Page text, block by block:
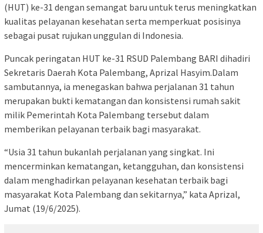
(HUT) ke-31 dengan semangat baru untuk terus meningkatkan
kualitas pelayanan kesehatan serta memperkuat posisinya
sebagai pusat rujukan unggulan di Indonesia.
Puncak peringatan HUT ke-31 RSUD Palembang BARI dihadiri
Sekretaris Daerah Kota Palembang, Aprizal Hasyim.Dalam
sambutannya, ia menegaskan bahwa perjalanan 31 tahun
merupakan bukti kematangan dan konsistensi rumah sakit
milik Pemerintah Kota Palembang tersebut dalam
memberikan pelayanan terbaik bagi masyarakat.
“Usia 31 tahun bukanlah perjalanan yang singkat. Ini
mencerminkan kematangan, ketangguhan, dan konsistensi
dalam menghadirkan pelayanan kesehatan terbaik bagi
masyarakat Kota Palembang dan sekitarnya,” kata Aprizal,
Jumat (19/6/2025).